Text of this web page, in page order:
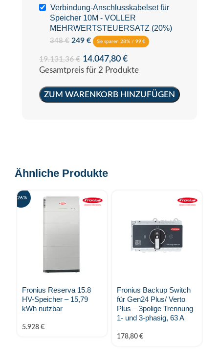
Verbindung-Anschlusskabelset für
Speicher 10M - VOLLER
MEHRWERTSTEUERSATZ (20%)
348€ 249 € Sie sparen 28% / 99 €
19.131,36€ 14.047,80 €
Gesamtpreis für 2 Produkte
ZUM WARENKORB HINZUFÜGEN
Ähnliche Produkte
-26%
Fronius Reserva 15.8
HV-Speicher – 15,79
kWh nutzbar
5.928 €
Fronius Backup Switch
für Gen24 Plus/ Verto
Plus – 3polige Trennung
1- und 3-phasig, 63 A
178,80 €